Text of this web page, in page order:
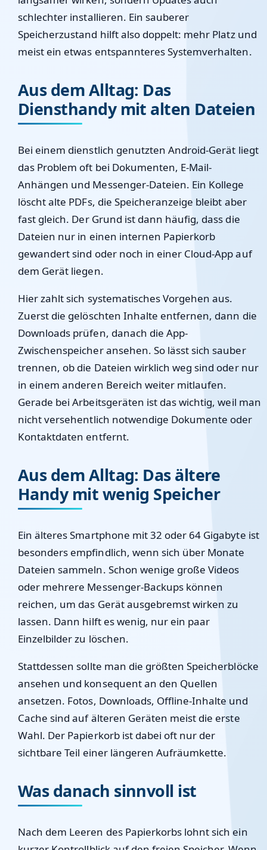
schlechter installieren. Ein sauberer
Speicherzustand hilft also doppelt: mehr Platz und
meist ein etwas entspannteres Systemverhalten.
Aus dem Alltag: Das
Diensthandy mit alten Dateien
Bei einem dienstlich genutzten Android-Gerät liegt
das Problem oft bei Dokumenten, E-Mail-
Anhängen und Messenger-Dateien. Ein Kollege
löscht alte PDFs, die Speicheranzeige bleibt aber
fast gleich. Der Grund ist dann häufig, dass die
Dateien nur in einen internen Papierkorb
gewandert sind oder noch in einer Cloud-App auf
dem Gerät liegen.
Hier zahlt sich systematisches Vorgehen aus.
Zuerst die gelöschten Inhalte entfernen, dann die
Downloads prüfen, danach die App-
Zwischenspeicher ansehen. So lässt sich sauber
trennen, ob die Dateien wirklich weg sind oder nur
in einem anderen Bereich weiter mitlaufen.
Gerade bei Arbeitsgeräten ist das wichtig, weil man
nicht versehentlich notwendige Dokumente oder
Kontaktdaten entfernt.
Aus dem Alltag: Das ältere
Handy mit wenig Speicher
Ein älteres Smartphone mit 32 oder 64 Gigabyte ist
besonders empfindlich, wenn sich über Monate
Dateien sammeln. Schon wenige große Videos
oder mehrere Messenger-Backups können
reichen, um das Gerät ausgebremst wirken zu
lassen. Dann hilft es wenig, nur ein paar
Einzelbilder zu löschen.
Stattdessen sollte man die größten Speicherblöcke
ansehen und konsequent an den Quellen
ansetzen. Fotos, Downloads, Offline-Inhalte und
Cache sind auf älteren Geräten meist die erste
Wahl. Der Papierkorb ist dabei oft nur der
sichtbare Teil einer längeren Aufräumkette.
Was danach sinnvoll ist
Nach dem Leeren des Papierkorbs lohnt sich ein